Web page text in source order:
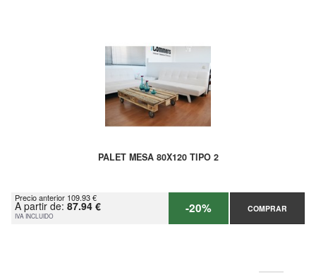
PALET MESA 80X120 TIPO 2
Precio anterior 109.93 €
A partir de: 87.94 €
IVA INCLUIDO -20% COMPRAR